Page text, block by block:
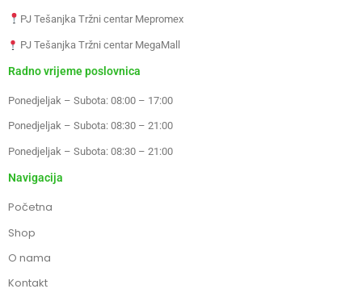
PJ Tešanjka Tržni centar Mepromex
PJ Tešanjka Tržni centar MegaMall
Radno vrijeme poslovnica
Ponedjeljak – Subota: 08:00 – 17:00
Ponedjeljak – Subota: 08:30 – 21:00
Ponedjeljak – Subota: 08:30 – 21:00
Navigacija
Početna
Shop
O nama
Kontakt